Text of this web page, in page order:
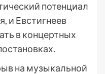
потенциал
и Евстигнеев
в концертных
на музыкальной